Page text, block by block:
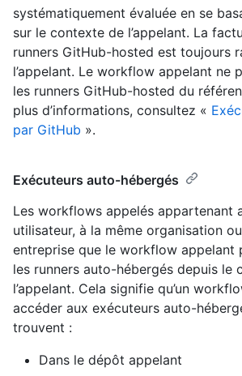
systématiquement évaluée en se
sur le contexte de l’appelant. La
runners GitHub-hosted est toujours
l’appelant. Le workflow appelant ne
les runners GitHub-hosted du
plus d’informations, consultez «
par GitHub ».
Exécuteurs auto-hébergés
Les workflows appelés appartenant
utilisateur, à la même organisation
entreprise que le workflow appelant
les runners auto-hébergés depuis le
l’appelant. Cela signifie qu’un
accéder aux exécuteurs auto-
trouvent :
Dans le dépôt appelant